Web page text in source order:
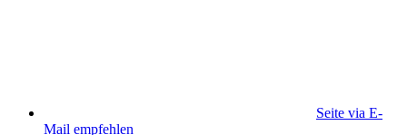
Seite via E-
Mail empfehlen